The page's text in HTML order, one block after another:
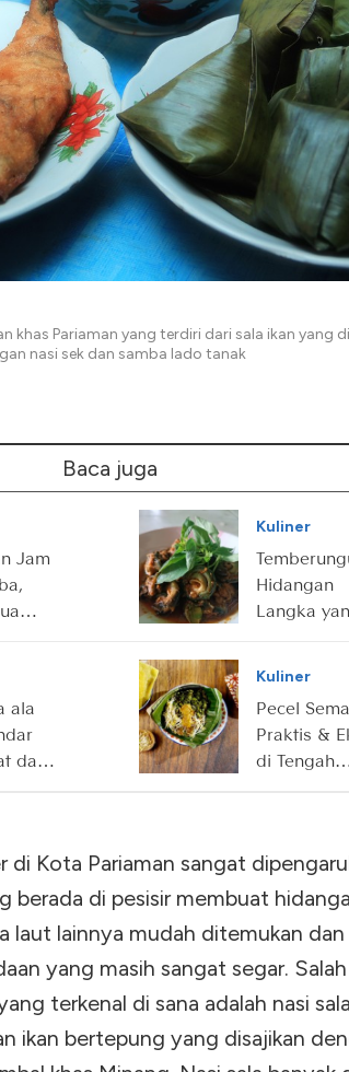
khas Pariaman yang terdiri dari sala ikan yang
nasi sek dan samba lado tanak
Baca juga
Jam
Kuliner
Hidangan
Langka
Tidung
ala
dan
Kuliner
Pecel
Praktis &
di Tengah
di Kota Pariaman sangat
berada di pesisir membuat
laut lainnya mudah ditemukan
yang masih sangat segar.
terkenal di sana adalah nasi
ikan bertepung yang disajikan